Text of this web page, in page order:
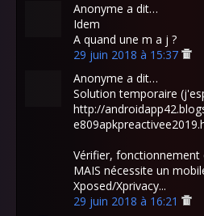
Anonyme a dit…
Idem
A quand une m a j ?
29 juin 2018 à 15:37
Anonyme a dit…
Solution temporaire
http://
Vérifier, fonctionnement
MAIS nécessite un
Xposed/Xprivacy...
29 juin 2018 à 16:21